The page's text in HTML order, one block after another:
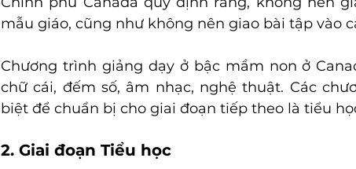
mẫu giáo, cũng như không nên giao bài tập vào
Chương trình giảng dạy ở bậc mầm non ở
chữ cái, đếm số, âm nhạc, nghệ thuật. Các
biệt để chuẩn bị cho giai đoạn tiếp theo là tiểu
2. Giai đoạn Tiểu học